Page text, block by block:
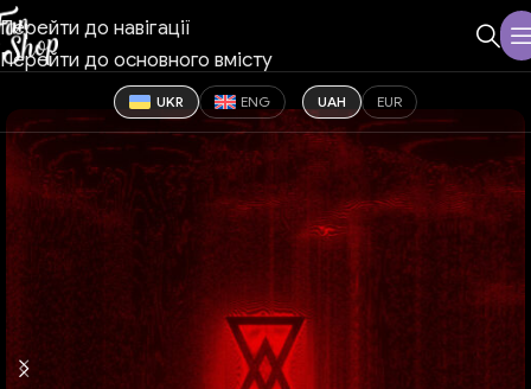
Перейти до навігації
Перейти до основного вмісту
UKR ENG UAH EUR